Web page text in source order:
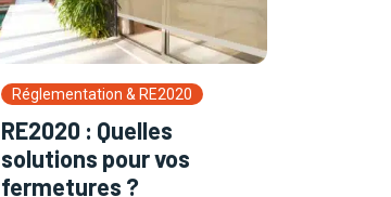
Réglementation & RE2020
RE2020 : Quelles
solutions pour vos
fermetures ?